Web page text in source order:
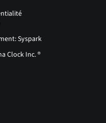
Syspark
Clock Inc. ®